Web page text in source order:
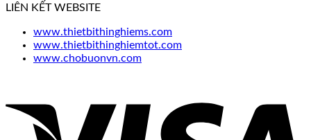
LIÊN KẾT WEBSITE
www.thietbithinghiems.com
www.thietbithinghiemtot.com
www.chobuonvn.com